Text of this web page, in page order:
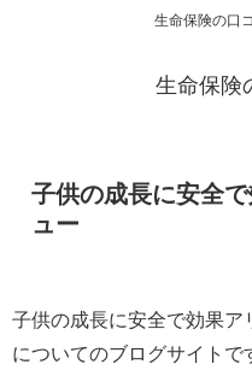
生命保険の口
生命保険
子供の成長に安全
ュー
子供の成長に安全で効果ア
についてのブログサイトで